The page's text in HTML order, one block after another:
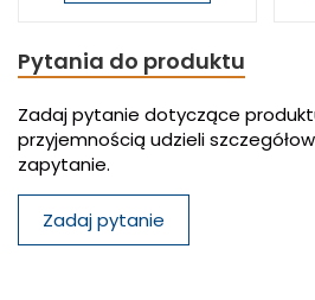
Pytania do produktu
Zadaj pytanie dotyczące
przyjemnością udzieli
zapytanie.
Zadaj pytanie